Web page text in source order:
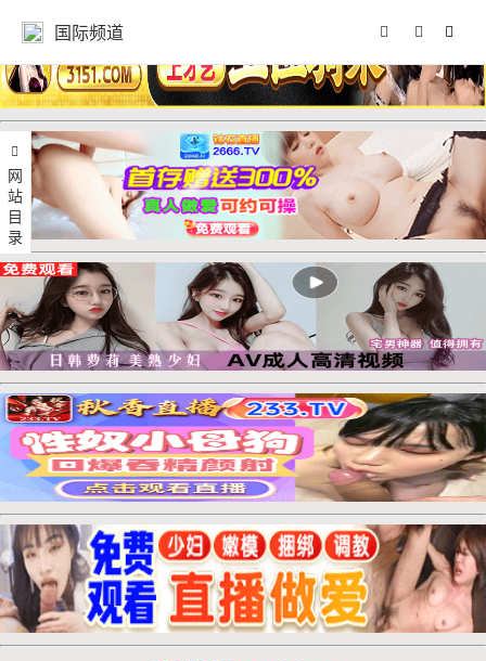
国际频道
网站目录